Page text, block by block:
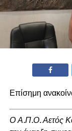
Επίσημη
Ο Α.Π.Ο. Αετός